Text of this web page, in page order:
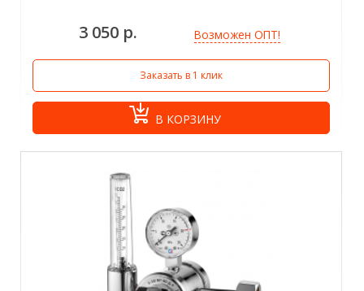
3 050 р. Возможен ОПТ!
Заказать в 1 клик
В КОРЗИНУ